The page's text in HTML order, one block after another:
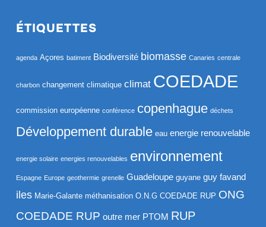
ÉTIQUETTES
agenda Açores batiment Biodiversité biomasse Canaries centrale
charbon changement climatique climat COEDADE
commission européenne conférence copenhague déchets
Développement durable eau energie renouvelable
energie solaire energies renouvelables environnement
Espagne Europe geothermie grenelle Guadeloupe guyane guy favand
iles Marie-Galante méthanisation O.N.G COEDADE RUP ONG
COEDADE RUP outre mer PTOM RUP